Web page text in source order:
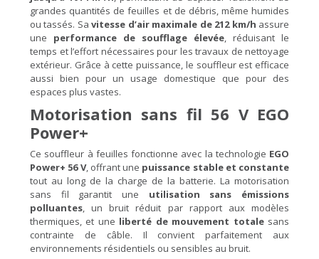
grandes quantités de feuilles et de débris, même humides
ou tassés. Savitesse d’air maximale de 212 km/h assure
une performance de soufflage élevée, réduisant le
temps et l’effort nécessaires pour les travaux de nettoyage
extérieur. Grâce à cette puissance, le souffleur est efficace
aussi bien pour un usage domestique que pour des
espaces plus vastes.
Motorisation sans fil 56 V EGO
Power+
Ce souffleur à feuilles fonctionne avec la technologie EGO
Power+ 56 V, offrant une puissance stable et constante
tout au long de la charge de la batterie. La motorisation
sans fil garantit une utilisation sans émissions
polluantes, un bruit réduit par rapport aux modèles
thermiques, et une liberté de mouvement totalesans
contrainte de câble. Il convient parfaitement aux
environnements résidentiels ou sensibles au bruit.